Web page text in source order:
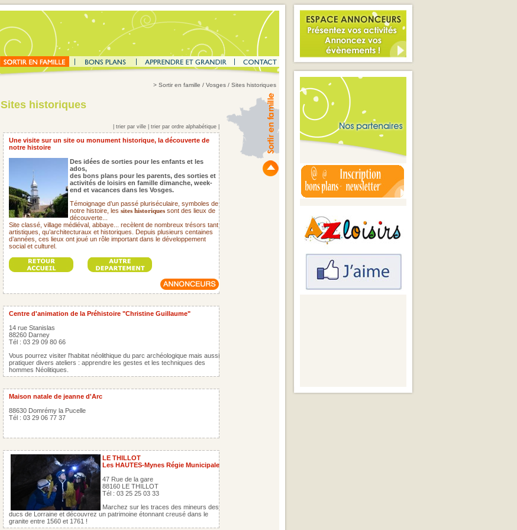
> Sortir en famille / Vosges / Sites historiques
Sites historiques
trier par ville trier par ordre alphabétique
Une visite sur un site ou monument historique, la découverte de
notre histoire
Des idées de sorties pour les enfants et les
ados,
des bons plans pour les parents, des sorties et
activités de loisirs en famille dimanche, week-
end et vacances dans les Vosges.
Témoignage d’un passé pluriséculaire, symboles de
notre histoire, les sites historiques sont des lieux de
découverte...
Site classé, village médiéval, abbaye... recèlent de nombreux trésors tant
artistiques, qu’architecturaux et historiques. Depuis plusieurs centaines
d’années, ces lieux ont joué un rôle important dans le développement
social et culturel.
Centre d'animation de la Préhistoire "Christine Guillaume"
14 rue Stanislas
88260 Darney
Tél : 03 29 09 80 66
Vous pourrez visiter l'habitat néolithique du parc archéologique mais aussi
pratiquer divers ateliers : apprendre les gestes et les techniques des
hommes Néolitiques.
Maison natale de jeanne d'Arc
88630 Domrémy la Pucelle
Tél : 03 29 06 77 37
LE THILLOT
Les HAUTES-Mynes Régie Municipale
47 Rue de la gare
88160 LE THILLOT
Tél : 03 25 25 03 33
Marchez sur les traces des mineurs des
ducs de Lorraine et découvrez un patrimoine étonnant creusé dans le
granite entre 1560 et 1761 !